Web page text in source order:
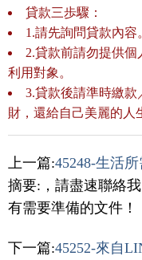
貸款三歩驟：
1.請先詢問貸款內容
2.貸款前請勿提供
利用對象。
3.貸款後請準時繳
財，還給自己美麗的人
上一篇:45248-生活
摘要:，請盡速聯絡
有需要準備的文件！
下一篇:45252-來自